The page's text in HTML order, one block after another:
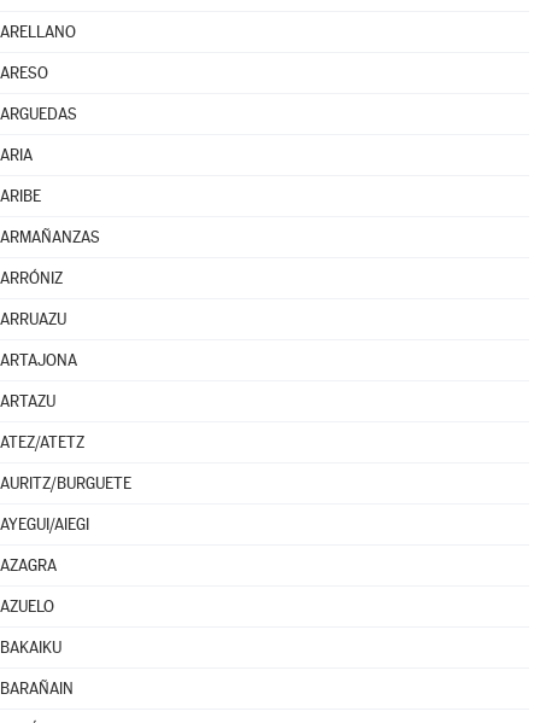
ARELLANO
ARESO
ARGUEDAS
ARIA
ARIBE
ARMAÑANZAS
ARRÓNIZ
ARRUAZU
ARTAJONA
ARTAZU
ATEZ/ATETZ
AURITZ/BURGUETE
AYEGUI/AIEGI
AZAGRA
AZUELO
BAKAIKU
BARAÑAIN